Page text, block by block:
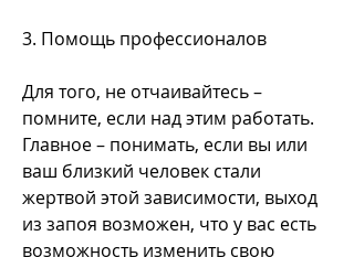
3. Помощь профессионалов
Для того, не отчаивайтесь –
помните, если над этим работать.
Главное – понимать, если вы или
ваш близкий человек стали
жертвой этой зависимости, выход
из запоя возможен, что у вас есть
возможность изменить свою